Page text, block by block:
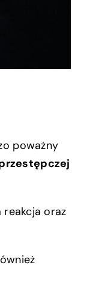
poważny
oraz